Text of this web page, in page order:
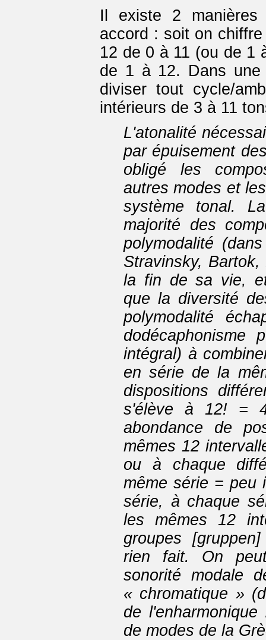
Il existe 2
accord : soit on
12 de 0 à 11 (ou de 1
de 1 à 12. Dans
diviser tout cycle/
intérieurs de 3 à 11
L'atonalité
par épuisement
obligé les
autres modes et
système tonal.
majorité des
polymodalité
Stravinsky,
la fin de sa vie,
que la diversité
polymodalité
dodécaphonisme
intégral) à
en série de la
dispositions
s'élève à 12! =
abondance de
mêmes 12
ou à chaque
même série = peu
série, à chaque
les mêmes 12
groupes
rien fait. On
sonorité modale
« chromatique »
de
de modes de la